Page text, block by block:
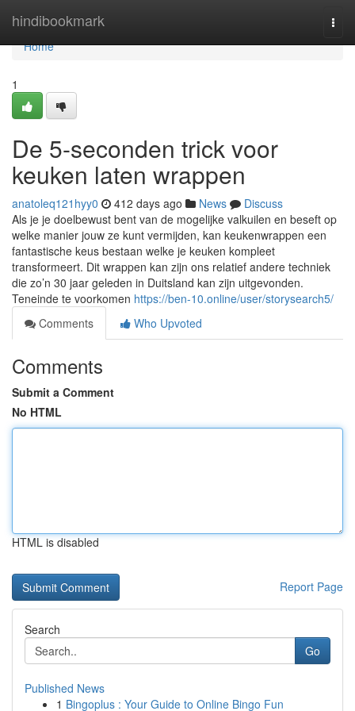
hindibookmark
Home
Home
1
De 5-seconden trick voor
keuken laten wrappen
anatoleq121hyy0 412 days ago News
Discuss
Als je je doelbewust bent van de mogelijke valkuilen en beseft op
welke manier jouw ze kunt vermijden, kan keukenwrappen een
fantastische keus bestaan welke je keuken kompleet
transformeert. Dit wrappen kan zijn ons relatief andere techniek
die zo’n 30 jaar geleden in Duitsland kan zijn uitgevonden.
Teneinde te voorkomen https://ben-10.online/user/storysearch5/
Comments
Who Upvoted
Comments
Submit a Comment
No HTML
HTML is disabled
Report Page
Search
Go
Published News
1 Bingoplus : Your Guide to Online Bingo Fun